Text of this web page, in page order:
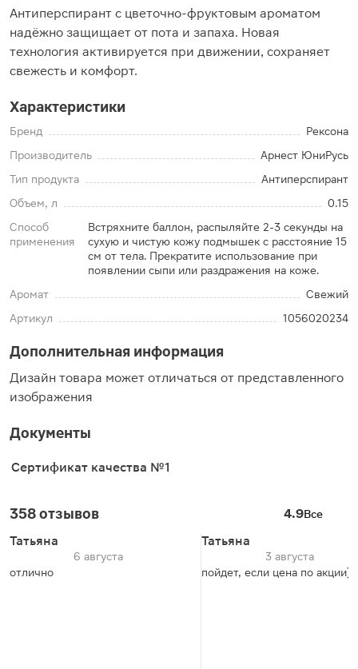
Антиперспирант с цветочно-фруктовым ароматом
надёжно защищает от пота и запаха. Новая
технология активируется при движении, сохраняет
свежесть и комфорт.
Характеристики
Бренд
Рексона
Производитель
Арнест ЮниРусь
Тип продукта
Антиперспирант
Объем, л
0.15
Способ
применения
Встряхните баллон, распыляйте 2-3 секунды на
сухую и чистую кожу подмышек с расстояние 15
см от тела. Прекратите использование при
появлении сыпи или раздражения на коже.
Аромат
Свежий
Артикул
1056020234
Дополнительная информация
Дизайн товара может отличаться от представленного
изображения
Документы
Сертификат качества №1
358 отзывов 4.9Все
Татьяна
6 августа
отлично
Татьяна
3 августа
пойдет, если цена по акции)